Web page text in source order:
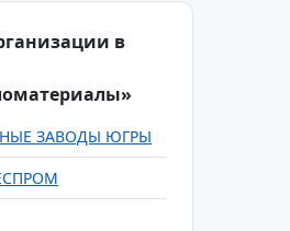
в
ЗАВОДЫ ЮГРЫ